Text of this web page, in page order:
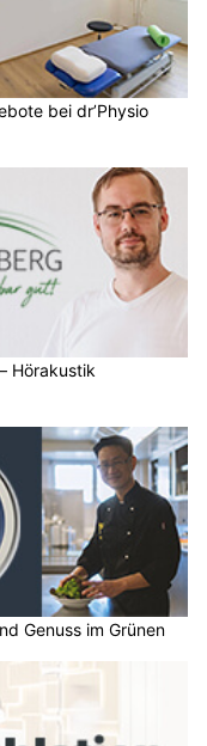
bei dr’Physio
Hörakustik
Genuss im Grünen